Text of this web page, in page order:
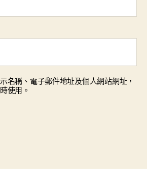
名稱、電子郵件地址及個人網站網址，
使用。